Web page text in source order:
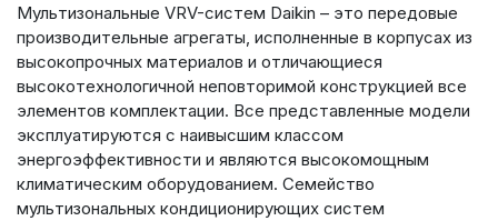
Мультизональные VRV-систем Daikin – это передовые
производительные агрегаты, исполненные в корпусах из
высокопрочных материалов и отличающиеся
высокотехнологичной неповторимой конструкцией все
элементов комплектации. Все представленные модели
эксплуатируются с наивысшим классом
энергоэффективности и являются высокомощным
климатическим оборудованием. Семейство
мультизональных кондиционирующих систем